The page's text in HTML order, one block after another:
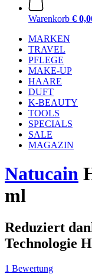
Warenkorb €
MARKEN
TRAVEL
PFLEGE
MAKE-UP
HAARE
DUFT
K-BEAUTY
TOOLS
SPECIALS
SALE
MAGAZIN
Natucain
ml
Reduziert
Technologie
1 Bewertung